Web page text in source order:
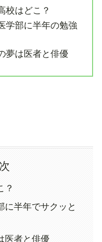
校はどこ？
学部に半年の勉強
夢は医者と俳優
？
に半年でサクッと
医者と俳優